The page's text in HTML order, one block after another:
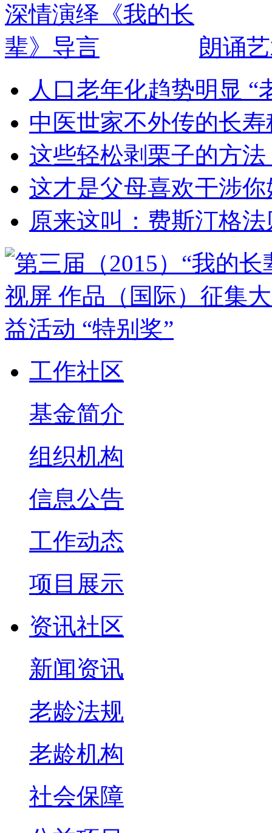
朗诵
人口老年化趋势明显 “
中医世家不外传的长寿
这些轻松剥栗子的方
这才是父母喜欢干涉
原来这叫：费斯汀格
工作社区
基金简介
组织机构
信息公告
工作动态
项目展示
资讯社区
新闻资讯
老龄法规
老龄机构
社会保障